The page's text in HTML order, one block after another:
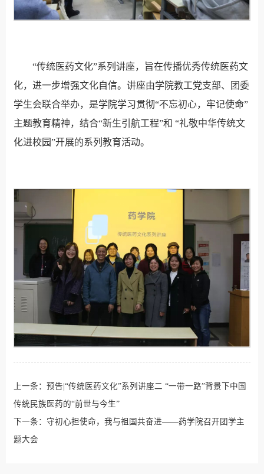
“传统医药文化”系列讲座，旨在传播优秀传统医药文
化，进一步增强文化自信。讲座由学院教工党支部、团委
学生会联合举办，是学院学习贯彻“不忘初心，牢记使命”
主题教育精神，结合“新生引航工程”和 “礼敬中华传统文
化进校园”开展的系列教育活动。
上一条： 预告|“传统医药文化”系列讲座二 “一带一路”背景下中国
传统民族医药的“前世与今生”
下一条： 守初心担使命，我与祖国共奋进——药学院召开团学主
题大会